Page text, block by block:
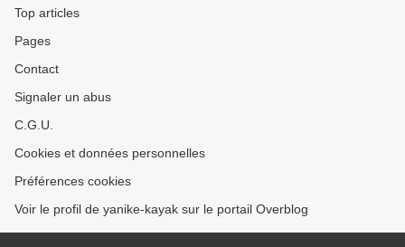
Top articles
Pages
Contact
Signaler un abus
C.G.U.
Cookies et données personnelles
Préférences cookies
Voir le profil de yanike-kayak sur le portail Overblog